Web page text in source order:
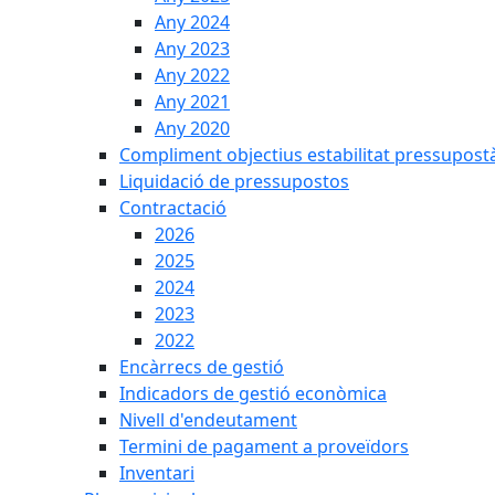
Any 2024
Any 2023
Any 2022
Any 2021
Any 2020
Compliment objectius estabilitat
Liquidació de pressupostos
Contractació
2026
2025
2024
2023
2022
Encàrrecs de gestió
Indicadors de gestió econòmica
Nivell d'endeutament
Termini de pagament a proveïdors
Inventari